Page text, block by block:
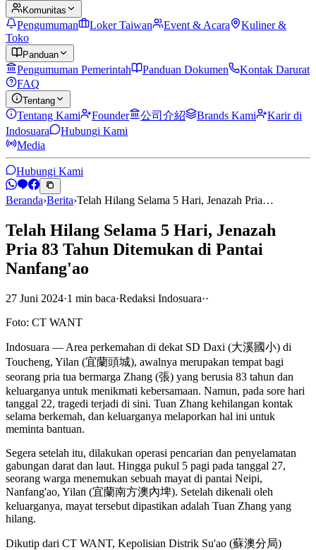
Komunitas
Pengumuman Loker Taiwan Event & Acara
Kuliner &
Toko
Panduan
Pengumuman Pemerintah Panduan Dokumen
Kontak Darurat
FAQ
Tentang
Tentang Kami Founder 公司介紹 Brands Kami
Karir di
Indosuara
Hubungi Kami
Media
Hubungi Kami
Beranda›Berita›Telah Hilang Selama 5 Hari, Jenazah Pria…
Telah Hilang Selama 5 Hari, Jenazah
Pria 83 Tahun Ditemukan di Pantai
Nanfang'ao
27 Juni 2024·1 min baca·Redaksi Indosuara··
Foto: CT WANT
Indosuara — Area perkemahan di dekat SD Daxi (大溪國小) di
Toucheng, Yilan (宜蘭頭城), awalnya merupakan tempat bagi
seorang pria tua bermarga Zhang (張) yang berusia 83 tahun dan
keluarganya untuk menikmati kebersamaan. Namun, pada sore hari
tanggal 22, tragedi terjadi di sini. Tuan Zhang kehilangan kontak
selama berkemah, dan keluarganya melaporkan hal ini untuk
meminta bantuan.
Segera setelah itu, dilakukan operasi pencarian dan penyelamatan
gabungan darat dan laut. Hingga pukul 5 pagi pada tanggal 27,
seorang warga menemukan sebuah mayat di pantai Neipi,
Nanfang'ao, Yilan (宜蘭南方澳內埤). Setelah dikenali oleh
keluarganya, mayat tersebut dipastikan adalah Tuan Zhang yang
hilang.
Dikutip dari CT WANT, Kepolisian Distrik Su'ao (蘇澳分局)